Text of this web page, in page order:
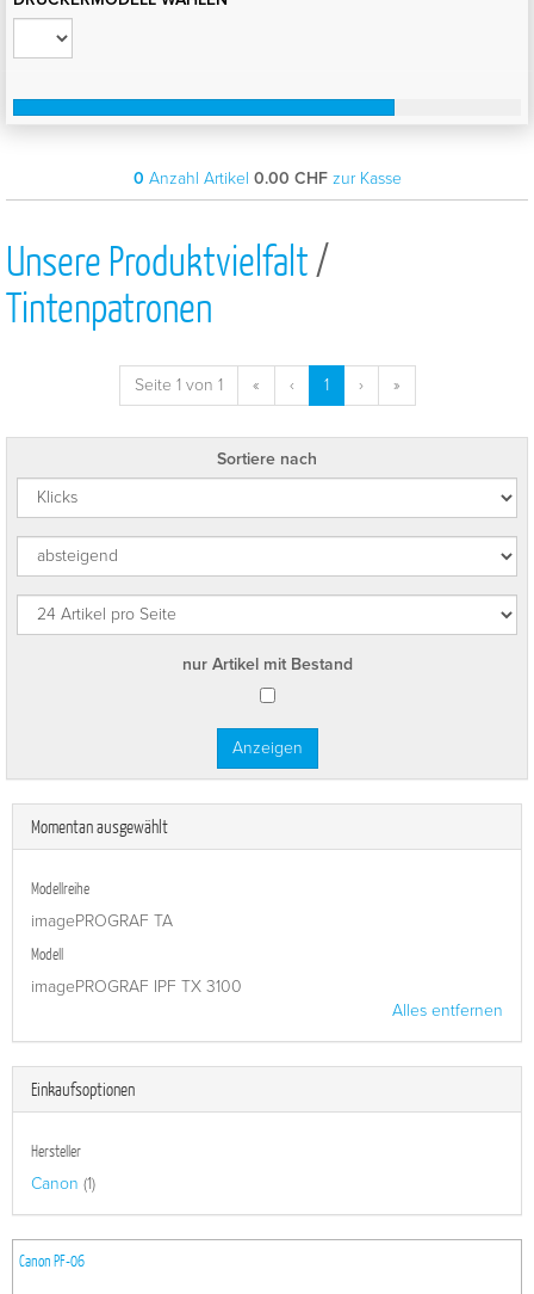
0 Anzahl Artikel 0.00 CHF zur Kasse
Unsere Produktvielfalt/
Tintenpatronen
Seite 1 von 1 « ‹ 1 › »
Sortiere nach
nur Artikel mit Bestand
Momentan ausgewählt
Modellreihe
imagePROGRAF TA
Modell
imagePROGRAF IPF TX 3100
Alles entfernen
Einkaufsoptionen
Hersteller
Canon (1)
Canon PF-06